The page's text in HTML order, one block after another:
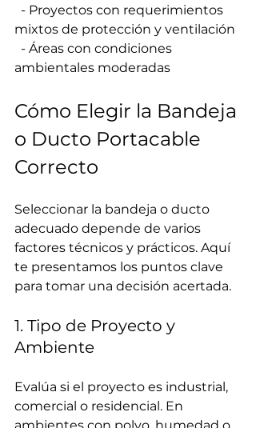
mixtos de protección y ventilación
ambientales moderadas
Cómo Elegir la Bandeja
o Ducto Portacable
Correcto
Seleccionar la bandeja o ducto
adecuado depende de varios
factores técnicos y prácticos. Aquí
te presentamos los puntos clave
para tomar una decisión acertada.
1. Tipo de Proyecto y
Ambiente
Evalúa si el proyecto es industrial,
comercial o residencial. En